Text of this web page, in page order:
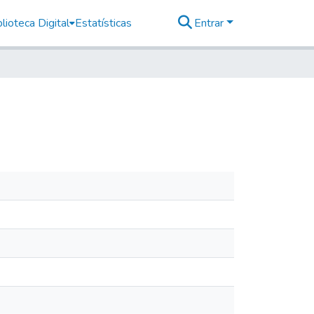
Digital Estatísticas Entrar